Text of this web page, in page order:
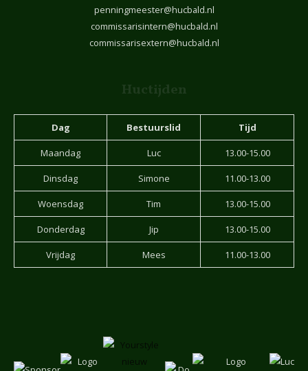
penningmeester@hucbald.nl
commissarisintern@hucbald.nl
commissarisextern@hucbald.nl
Huctijden
Dag Bestuurslid Tijd
Maandag Luc 13.00-15.00
Dinsdag Simone 11.00-13.00
Woensdag Tim 13.00-15.00
Donderdag Jip 13.00-15.00
Vrijdag Mees 11.00-13.00